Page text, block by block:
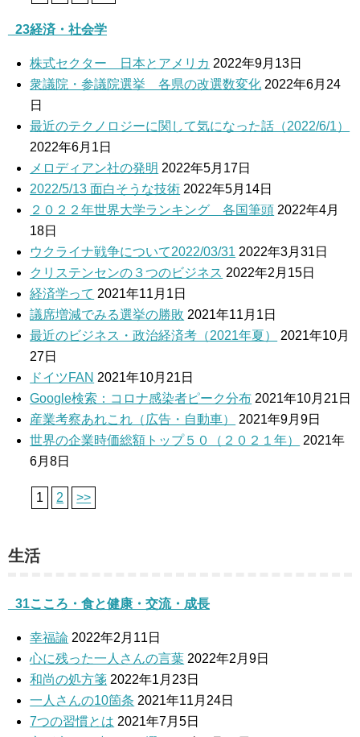
_23経済・社会学
株式セクター 日本とアメリカ 2022年9月13日
衆議院・参議院選挙 各県の改選数変化 2022年6月24
日
最近のテクノロジーに関して気になった話（2022/6/1）
2022年6月1日
メロディアン社の発明 2022年5月17日
2022/5/13 面白そうな技術 2022年5月14日
２０２２年世界大学ランキング 各国筆頭 2022年4月
18日
ウクライナ戦争について2022/03/31 2022年3月31日
クリステンセンの３つのビジネス 2022年2月15日
経済学って 2021年11月1日
議席増減でみる選挙の勝敗 2021年11月1日
最近のビジネス・政治経済考（2021年夏）
2021年10月
27日
ドイツFAN 2021年10月21日
Google検索：コロナ感染者ピーク分布 2021年10月21日
産業考察あれこれ（広告・自動車）
2021年9月9日
世界の企業時価総額トップ５０（２０２１年）
2021年
6月8日
1 2 >>
生活
_31こころ・食と健康・交流・成長
幸福論 2022年2月11日
心に残った一人さんの言葉 2022年2月9日
和尚の処方箋 2022年1月23日
一人さんの10箇条 2021年11月24日
7つの習慣とは 2021年7月5日